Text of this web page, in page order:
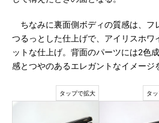
ちなみに裏面側ボディの質感は、フ
つるっとした仕上げで、アイリスホワ
ットな仕上げ。背面のパーツには2色
感とつやのあるエレガントなイメージ